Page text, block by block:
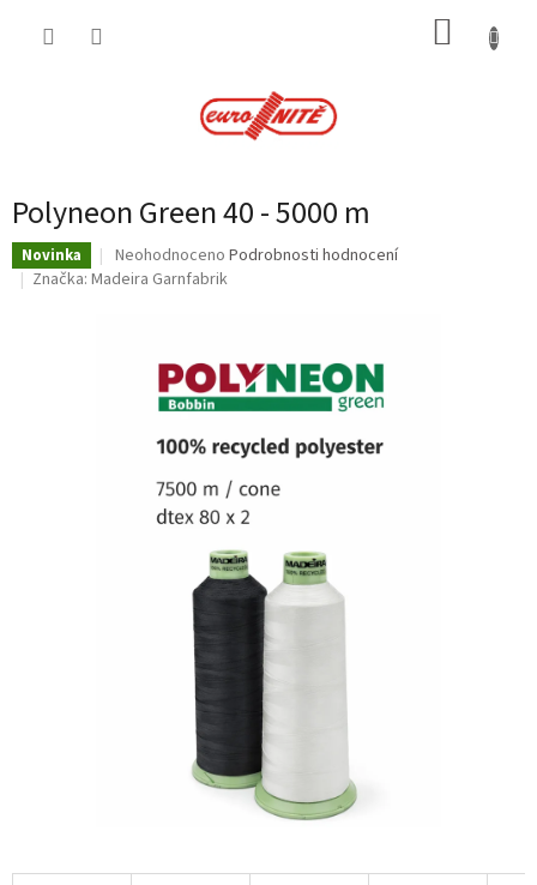
Polyneon Green 40 - 5000 m
Novinka
Průměrné
hodnocení
hvězdiček.
Neohodnoceno Podrobnosti hodnocení
Značka: Madeira Garnfabrik